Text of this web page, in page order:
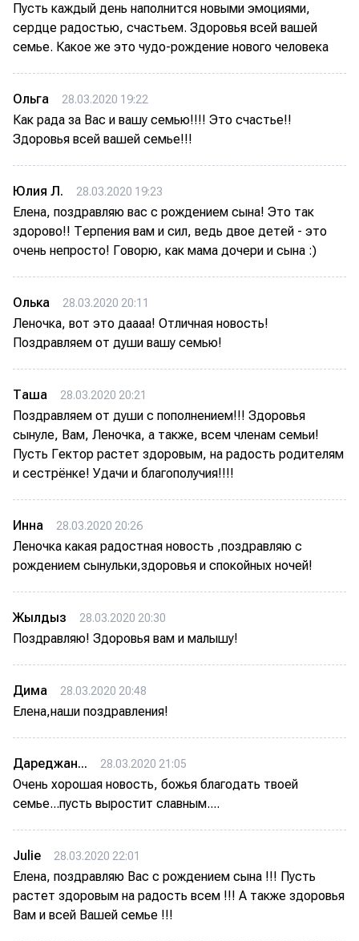
Пусть каждый день наполнится новыми эмоциями,
сердце радостью, счастьем. Здоровья всей вашей
семье. Какое же это чудо-рождение нового человека
Ольга 28.03.2020 19:22
Как рада за Вас и вашу семью!!!! Это счастье!!
Здоровья всей вашей семье!!!
Юлия Л. 28.03.2020 19:23
Елена, поздравляю вас с рождением сына! Это так
здорово!! Терпения вам и сил, ведь двое детей - это
очень непросто! Говорю, как мама дочери и сына :)
Олька 28.03.2020 20:11
Леночка, вот это даааа! Отличная новость!
Поздравляем от души вашу семью!
Таша 28.03.2020 20:21
Поздравляем от души с пополнением!!! Здоровья
сынуле, Вам, Леночка, а также, всем членам семьи!
Пусть Гектор растет здоровым, на радость родителям
и сестрёнке! Удачи и благополучия!!!!
Инна 28.03.2020 20:26
Леночка какая радостная новость ,поздравляю с
рождением сынульки,здоровья и спокойных ночей!
Жылдыз 28.03.2020 20:30
Поздравляю! Здоровья вам и малышу!
Дима 28.03.2020 20:48
Елена,наши поздравления!
Дареджан... 28.03.2020 21:05
Очень хорошая новость, божья благодать твоей
семье...пусть выростит славным....
Julie 28.03.2020 22:01
Елена, поздравляю Вас с рождением сына !!! Пусть
растет здоровым на радость всем !!! А также здоровья
Вам и всей Вашей семье !!!